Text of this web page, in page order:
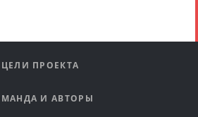
ЦЕЛИ ПРОЕКТА
И АВТОРЫ